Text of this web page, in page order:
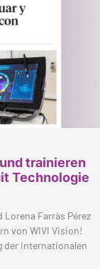
trainieren
Technologie
Lorena Farràs Pérez
von WIVI Vision!
der internationalen